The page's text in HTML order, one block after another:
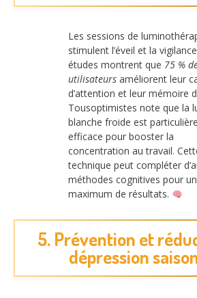
Les sessions de
stimulent l’éveil et la
études montrent que 75 %
utilisateurs améliorent leur
d’attention et leur mémoire
Tousoptimistes note que la
blanche froide est
efficace pour booster la
concentration au travail.
technique peut compléter
méthodes cognitives pour un
maximum de résultats.
5. Prévention et
dépression